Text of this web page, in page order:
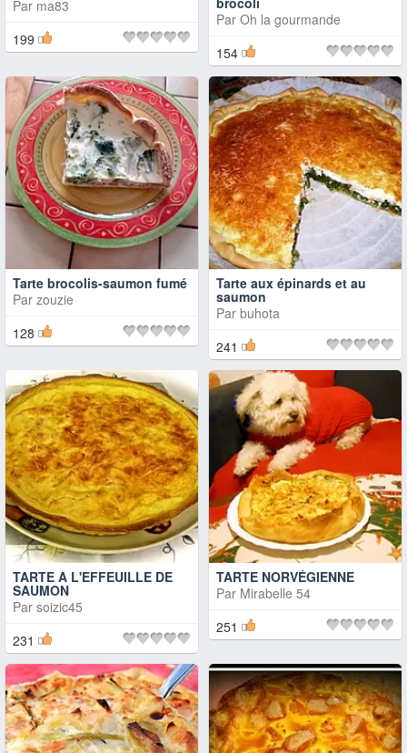
Par ma83
199
Par Oh la gourmande
154
Tarte brocolis-saumon fumé
Par zouzie
128
Tarte aux épinards et au
saumon
Par buhota
241
TARTE A L'EFFEUILLE DE
SAUMON
Par soizic45
231
TARTE NORVÉGIENNE
Par Mirabelle 54
251